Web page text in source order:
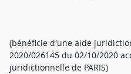
(bénéficie d'une aide
2020/026145 du 02/10/2020
juridictionnelle de PARIS)